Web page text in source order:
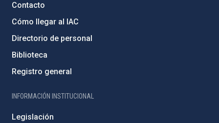
Contacto
Cómo llegar al IAC
Directorio de personal
Biblioteca
Registro general
INFORMACIÓN INSTITUCIONAL
Legislación